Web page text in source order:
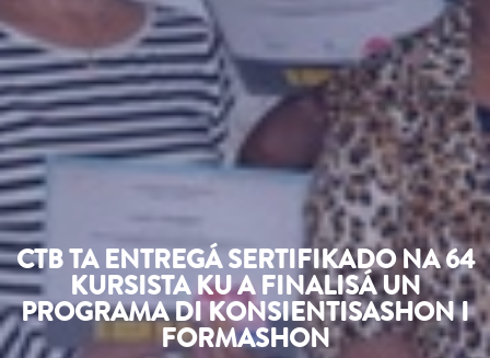
CTB TA ENTREGÁ SERTIFIKADO NA 64
KURSISTA KU A FINALISÁ UN
PROGRAMA DI KONSIENTISASHON I
FORMASHON